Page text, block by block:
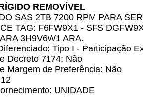
REMOVÍVEL
SAS 2TB 7200 RPM PARA
TAG: F6FW9X1 - SFS
3H9V6W1 ARA.
Tipo I - Participação
Decreto 7174: Não
Margem de Preferência: Não
UNIDADE